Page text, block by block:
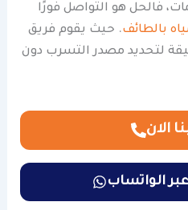
فالحل هو التواصل فورًا
بالطائف. حيث يقوم فريق
لتحديد مصدر التسرب دون
الان
الواتساب